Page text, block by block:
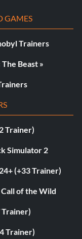
GAMES
Trainers
Beast »
Trainer)
Simulator 2
(+33 Trainer)
of the Wild
Trainer)